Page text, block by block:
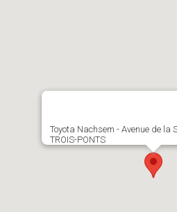
Toyota Nachsem - Avenue de la
TROIS-PONTS